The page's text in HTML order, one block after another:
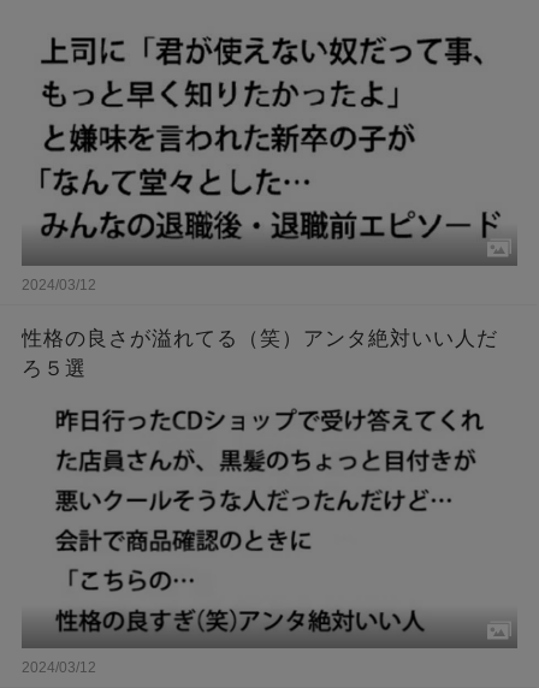
2024/03/12
性格の良さが溢れてる（笑）アンタ絶対いい人だ
ろ５選
2024/03/12